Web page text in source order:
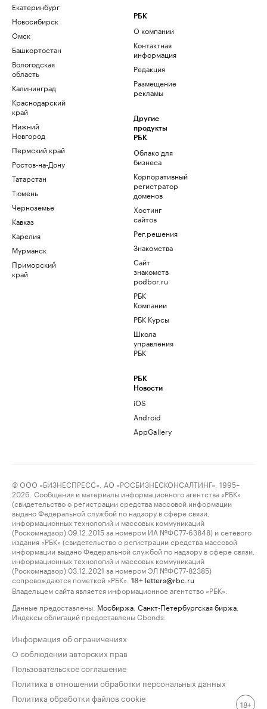
Екатеринбург
Новосибирск
Омск
Башкортостан
Вологодская
область
Калининград
Краснодарский
край
Нижний
Новгород
Пермский край
Ростов-на-Дону
Татарстан
Тюмень
Черноземье
Кавказ
Карелия
Мурманск
Приморский
край
РБК
О компании
Контактная
информация
Редакция
Размещение
рекламы
Другие
продукты
РБК
Облако для
бизнеса
Корпоративный
регистратор
доменов
Хостинг
сайтов
Рег.решения
Знакомства
Сайт
знакомств
podbor.ru
РБК
Компании
РБК Курсы
Школа
управления
РБК
РБК
Новости
iOS
Android
AppGallery
© ООО «БИЗНЕСПРЕСС», АО «РОСБИЗНЕСКОНСАЛТИНГ», 1995–
2026. Сообщения и материалы информационного агентства «РБК»
(свидетельство о регистрации средства массовой информации
выдано Федеральной службой по надзору в сфере связи,
информационных технологий и массовых коммуникаций
(Роскомнадзор) 09.12.2015 за номером ИА №ФС77-63848) и сетевого
издания «РБК» (свидетельство о регистрации средства массовой
информации выдано Федеральной службой по надзору в сфере связи,
информационных технологий и массовых коммуникаций
(Роскомнадзор) 03.12.2021 за номером ЭЛ №ФС77-82385)
сопровождаются пометкой «РБК».
18+ letters@rbc.ru
Владельцем сайта является информационное агентство «РБК».
Данные предоставлены: Мосбиржа Санкт-Петербургская биржа
Индексы облигаций предоставлены Cbonds.
Информация об ограничениях
О соблюдении авторских прав
Пользовательское соглашение
Политика в отношении обработки персональных данных
Политика обработки файлов cookie
18+